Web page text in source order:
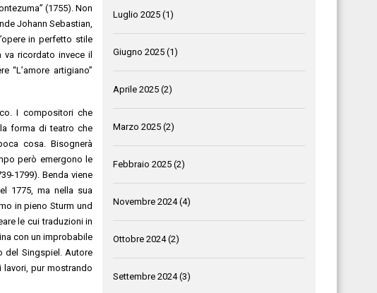
(1755). Non
Johann Sebastian,
in perfetto stile
va ricordato invece il
“L’amore artigiano”
I compositori che
forma di teatro che
cosa. Bisognerà
però emergono le
1799). Benda viene
1775, ma nella sua
in pieno Sturm und
le cui traduzioni in
con un improbabile
del Singspiel. Autore
pur mostrando
Luglio 2025 (1)
Giugno 2025 (1)
Aprile 2025 (2)
Marzo 2025 (2)
Febbraio 2025 (2)
Novembre 2024(4)
Ottobre 2024(2)
Settembre 2024(3)